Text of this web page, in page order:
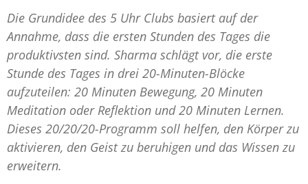
Die Grundidee des 5 Uhr Clubs basiert auf der
Annahme, dass die ersten Stunden des Tages die
produktivsten sind. Sharma schlägt vor, die erste
Stunde des Tages in drei 20-Minuten-Blöcke
aufzuteilen: 20 Minuten Bewegung, 20 Minuten
Meditation oder Reflektion und 20 Minuten Lernen.
Dieses 20/20/20-Programm soll helfen, den Körper zu
aktivieren, den Geist zu beruhigen und das Wissen zu
erweitern.